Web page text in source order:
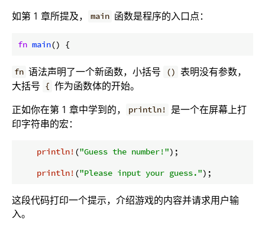
如第 1 章所提及，
main 函数是程序的入口点：
fn main
fn 语法声明了一个新函数，小括号 () 表明没有参数，
大括号 { 作为函数体的开始。
正如你在第 1 章中学到的，
println!
是一个在屏幕上打
印字符串的宏：
println! ("Guess the number!");
println! ("Please input your guess."
这段代码打印一个提示，介绍游戏的内容并请求用户输
入。